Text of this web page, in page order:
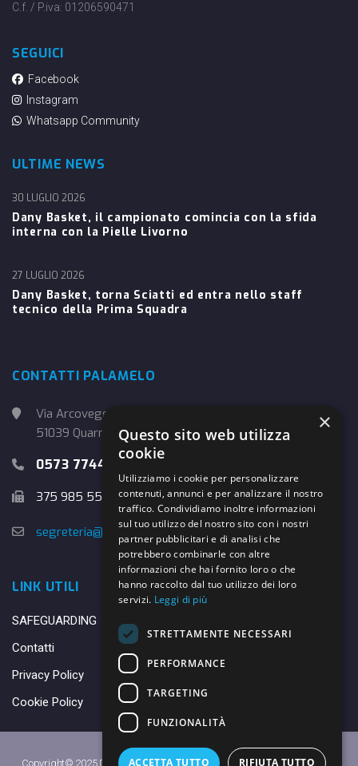
C.f. / P.iva: 01206590471
SEGUICI
Facebook
Instagram
Whatsapp Community
ULTIME NEWS
Dany Basket, il campionato comincia con la sfida
interna con la Pielle Livorno
30 LUGLIO 2026
Dany Basket, torna Sciatti ed entra nello staff
tecnico della Prima Squadra
27 LUGLIO 2026
CONTATTI PALAMELO
Via Arcoveggio, 4
51039 Quarrata (PT)
0573 774457
375 985 5526
segreteria@danybasket.it
LINK UTILI
SAFEGUARDING
Contatti
Privacy Policy
Cookie Policy
Copyright© 2025 DANY BASKET QUARRATA S.S.D.A.R.L. -Privacy Policy
×
Questo sito web utilizza
cookie
Utilizziamo i cookie per personalizzare
contenuti, annunci e per analizzare il nostro
traffico. Condividiamo inoltre informazioni
sul tuo utilizzo del nostro sito con i nostri
partner pubblicitari e di analisi che
potrebbero combinarle con altre
informazioni che hai fornito loro o che
hanno raccolto dal tuo utilizzo dei loro
servizi. Leggi di più
STRETTAMENTE NECESSARI
PERFORMANCE
TARGETING
FUNZIONALITÀ
ACCETTA TUTTO RIFIUTA TUTTO